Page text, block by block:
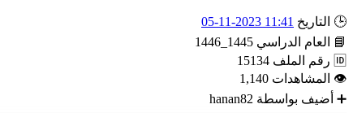
🕒 التاريخ 11:41 2023-11-05
📘
العام الدراسي 1445_1446
🆔 رقم الملف 15134
👁 المشاهدات 1,140
➕ أضيف بواسطة hanan82